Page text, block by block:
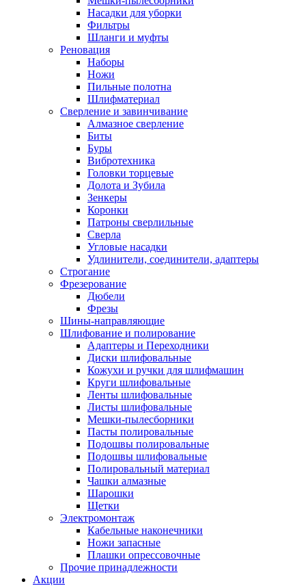
Насадки для уборки
Фильтры
Шланги и муфты
Реновация
Наборы
Ножи
Пильные полотна
Шлифматериал
Сверление и завинчивание
Алмазное сверление
Биты
Буры
Вибротехника
Головки торцевые
Долота и Зубила
Зенкеры
Коронки
Патроны сверлильные
Сверла
Угловые насадки
Удлинители, соединители, адаптеры
Строгание
Фрезерование
Дюбели
Фрезы
Шины-направляющие
Шлифование и полирование
Адаптеры и Переходники
Диски шлифовальные
Кожухи и ручки для шлифмашин
Круги шлифовальные
Ленты шлифовальные
Листы шлифовальные
Мешки-пылесборники
Пасты полировальные
Подошвы полировальные
Подошвы шлифовальные
Полировальный материал
Чашки алмазные
Шарошки
Щетки
Электромонтаж
Кабельные наконечники
Ножи запасные
Плашки опрессовочные
Прочие принадлежности
Акции